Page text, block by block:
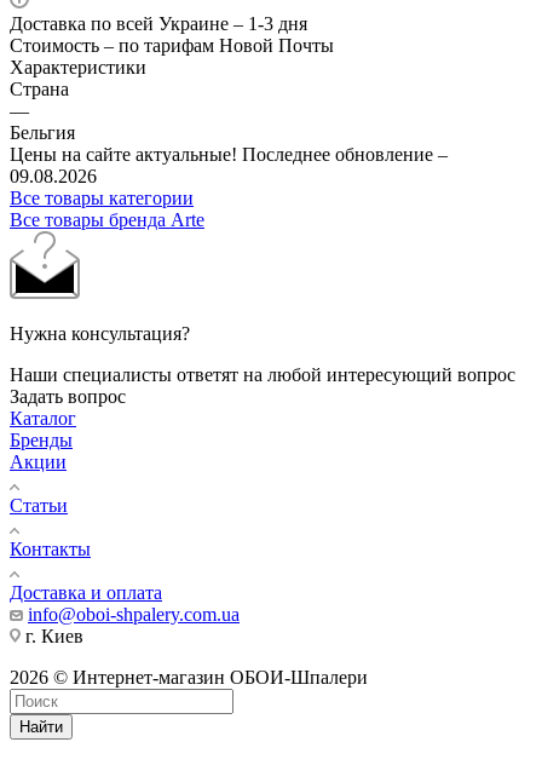
Доставка по всей Украине – 1-3 дня
Стоимость – по тарифам Новой Почты
Характеристики
Страна
—
Бельгия
Цены на сайте актуальные! Последнее обновление –
09.08.2026
Все товары категории
Все товары бренда Arte
Нужна консультация?
Наши специалисты ответят на любой интересующий вопрос
Задать вопрос
Каталог
Бренды
Акции
Статьи
Контакты
Доставка и оплата
info@oboi-shpalery.com.ua
г. Киев
2026 © Интернет-магазин ОБОИ-Шпалери
Найти